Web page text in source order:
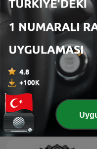
Timurtaş Uçar — Vaaz